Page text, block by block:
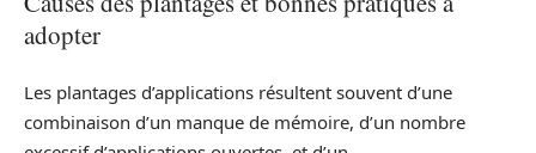
adopter
Les plantages d’applications résultent souvent d’une
combinaison d’un manque de mémoire, d’un nombre